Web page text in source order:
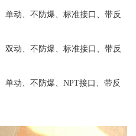
、不防爆、标准接口、带反
、不防爆、标准接口、带反
、不防爆、NPT接口、带反